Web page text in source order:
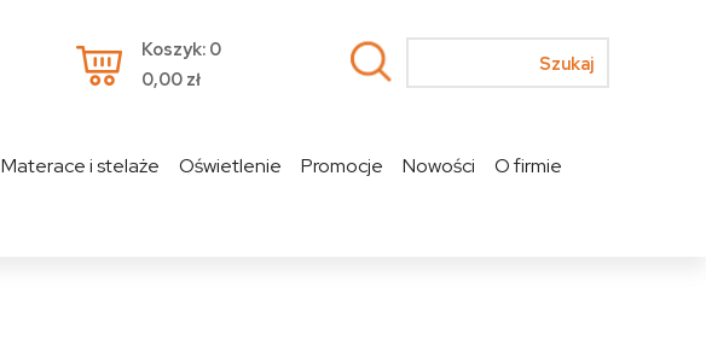
Koszyk: 0
0,00 zł
Materace i stelaże Oświetlenie Promocje Nowości
O firmie